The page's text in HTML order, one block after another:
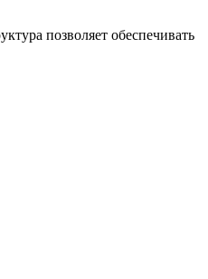
позволяет обеспечивать